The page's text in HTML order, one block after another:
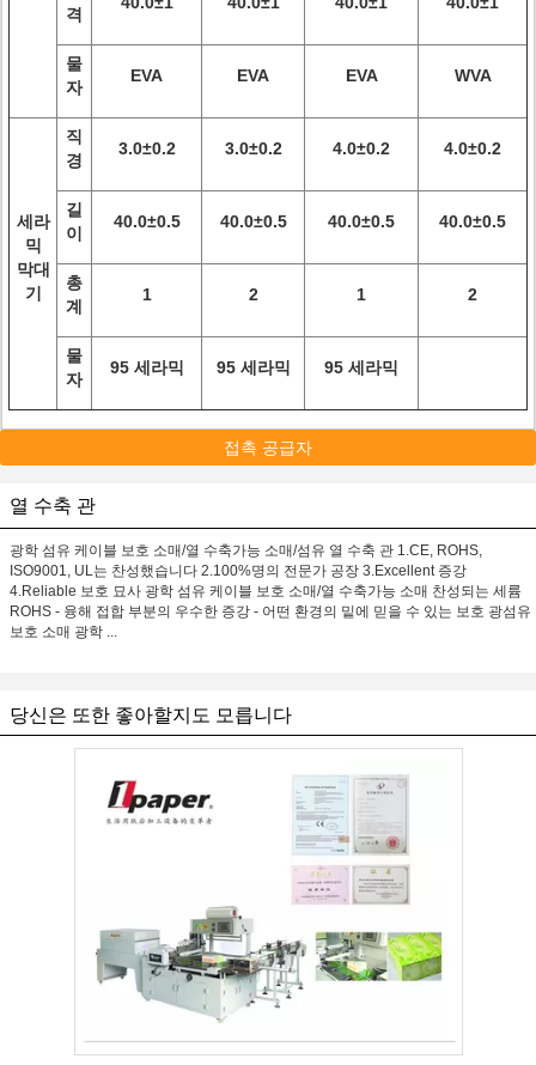
격
물
자
EVA EVA EVA WVA
세라
믹
막대
기
직
경
3.0±0.2 3.0±0.2 4.0±0.2 4.0±0.2
길
이
40.0±0.5 40.0±0.5 40.0±0.5 40.0±0.5
총
계
1 2 1 2
물
자
95 세라믹 95 세라믹 95 세라믹
접촉 공급자
열 수축 관
광학 섬유 케이블 보호 소매/열 수축가능 소매/섬유 열 수축 관 1.CE, ROHS,
ISO9001, UL는 찬성했습니다 2.100%명의 전문가 공장 3.Excellent 증강
4.Reliable 보호 묘사 광학 섬유 케이블 보호 소매/열 수축가능 소매 찬성되는 세륨
ROHS - 융해 접합 부분의 우수한 증강 - 어떤 환경의 밑에 믿을 수 있는 보호 광섬유
보호 소매 광학 ...
당신은 또한 좋아할지도 모릅니다